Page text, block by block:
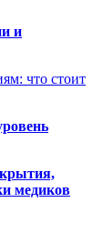
и
что стоит
медиков